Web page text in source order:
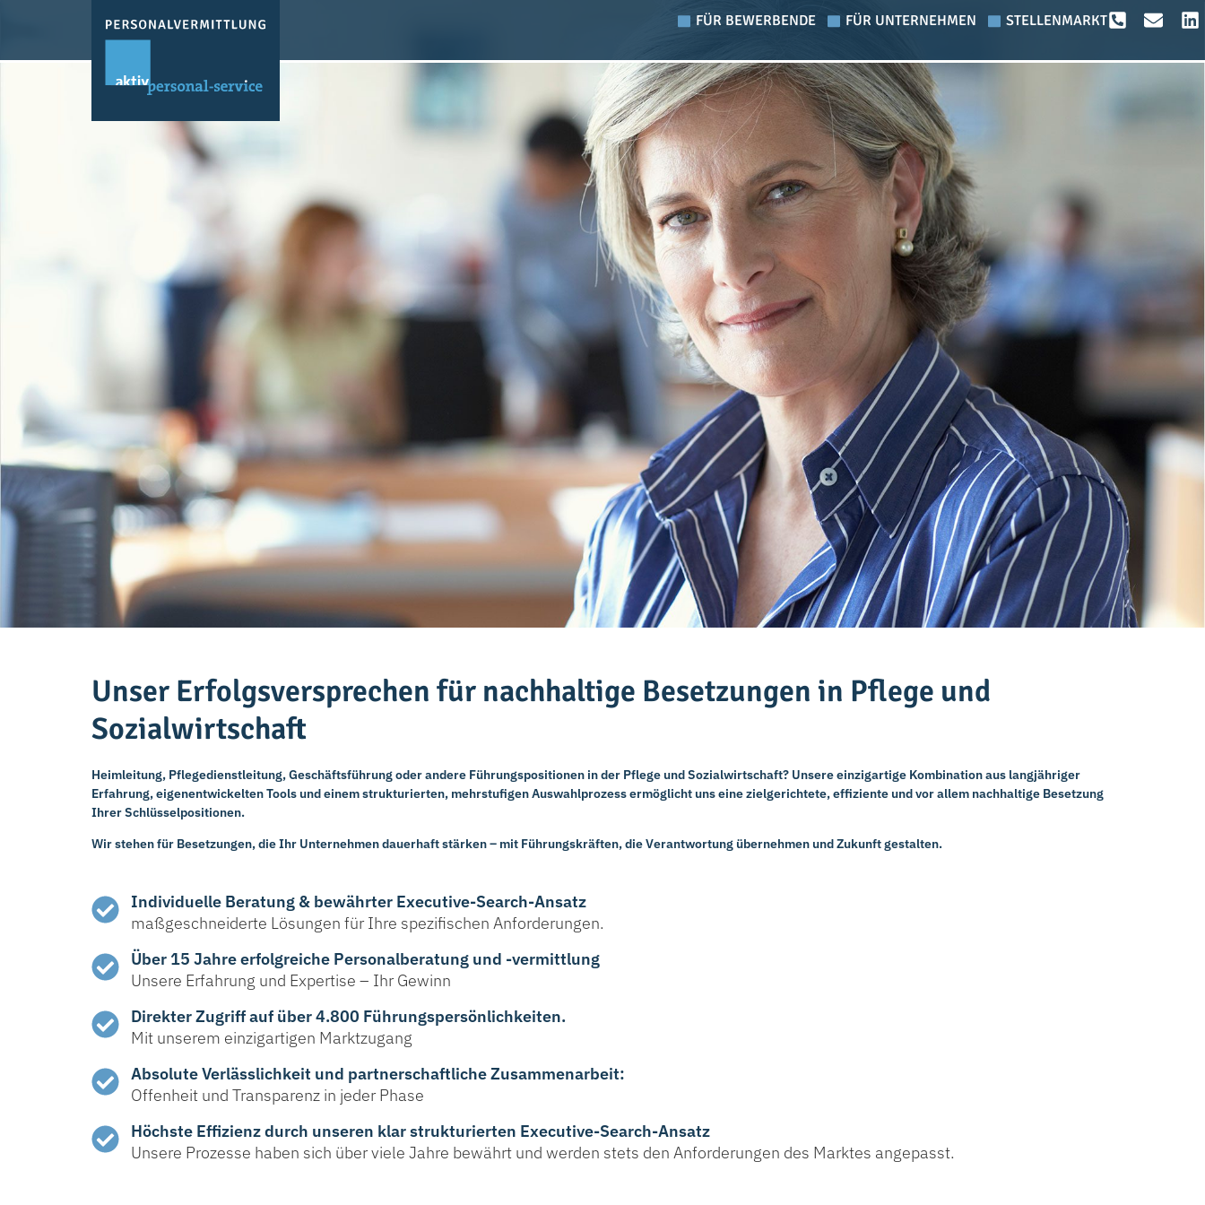
FÜR BEWERBENDE FÜR UNTERNEHMEN STELLENMARKT
Unser Erfolgsversprechen für nachhaltige Besetzungen in Pflege und
Sozialwirtschaft
Heimleitung, Pflegedienstleitung, Geschäftsführung oder andere Führungspositionen in der Pflege und Sozialwirtschaft? Unsere einzigartige Kombination aus langjähriger
Erfahrung, eigenentwickelten Tools und einem strukturierten, mehrstufigen Auswahlprozess ermöglicht uns eine zielgerichtete, effiziente und vor allem nachhaltige Besetzung
Ihrer Schlüsselpositionen.
Wir stehen für Besetzungen, die Ihr Unternehmen dauerhaft stärken – mit Führungskräften, die Verantwortung übernehmen und Zukunft gestalten.
Individuelle Beratung & bewährter Executive-Search-Ansatz
maßgeschneiderte Lösungen für Ihre spezifischen Anforderungen.
Über 15 Jahre erfolgreiche Personalberatung und -vermittlung
Unsere Erfahrung und Expertise – Ihr Gewinn
Direkter Zugriff auf über 4.800 Führungspersönlichkeiten.
Mit unserem einzigartigen Marktzugang
Absolute Verlässlichkeit und partnerschaftliche Zusammenarbeit:
Offenheit und Transparenz in jeder Phase
Höchste Effizienz durch unseren klar strukturierten Executive-Search-Ansatz
Unsere Prozesse haben sich über viele Jahre bewährt und werden stets den Anforderungen des Marktes angepasst.